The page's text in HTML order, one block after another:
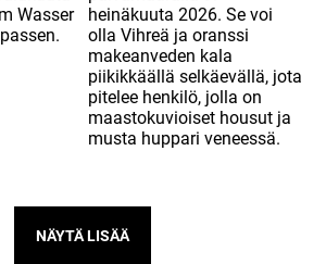
NÄYTÄ LISÄÄ